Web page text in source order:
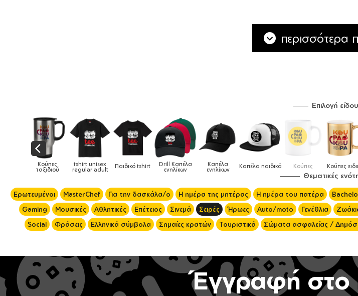
περισσότερα
Επιλογή
Παιδικό tshirt Drill Καπέλα
ενηλίκων
Καπέλα
ενηλίκων Καπέλα παιδικά Κούπες Κούπες ειδικές Κούπες
χρωματιστές
Κούπες
μεταλλικές
Θεματικές
Ερωτευμένοι MasterChef Για την δασκάλα/ο Η ημέρα της μητέρας Η ημέρα του πατέρα
Gaming
Μουσικές Αθλητικές Επέτειος Σινεμά Σειρές Ήρωες Auto/moto Γενέθλια
Social
Φράσεις Ελληνικά σύμβολα Σημαίες κρατών Τουριστικά Σώματα ασφαλείας /
Έγγραφή στο